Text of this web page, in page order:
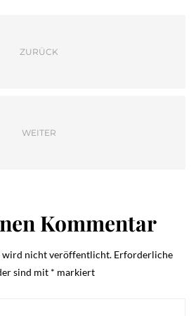
ZURÜCK
WEITER
Kommentar
wird nicht veröffentlicht. Erforderliche
sind mit * markiert